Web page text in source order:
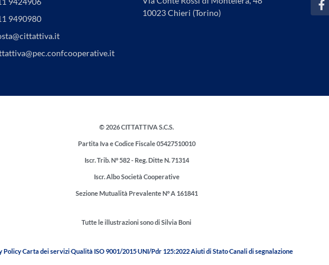
9490980
10023 Chieri (Torino)
a
f
© 2026 CITTATTIVA S.C.S.
Partita Iva e Codice Fiscale 05427510010
Iscr. Trib. N° 582 - Reg. Ditte N. 71314
Iscr. Albo Società Cooperative
Sezione Mutualità Prevalente N° A 161841
Tutte le illustrazioni sono di Silvia Boni
PolicyCarta dei serviziQualità ISO 9001/2015UNI/Pdr 125:2022Aiuti di StatoCanali di segnalazione